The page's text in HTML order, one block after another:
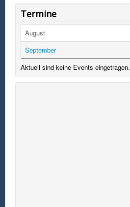
Termine
August
September
Aktuell sind keine Events eingetragen.